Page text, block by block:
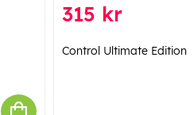
315 kr
Control Ultimate Edition